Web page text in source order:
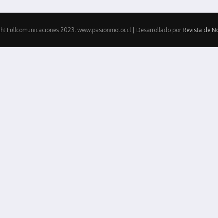
Fullcomunicaciones 2023. www.pasionmotor.cl | Desarrollado por Revista de